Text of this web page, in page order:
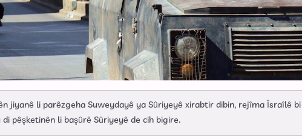
jiyanê li parêzgeha Suweydayê ya Sûriyeyê xirabtir dibin, rejîma Îsraîlê
pêşketinên li başûrê Sûriyeyê de cih bigire.